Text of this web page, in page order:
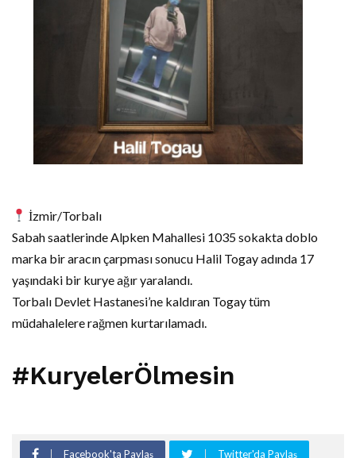
İzmir/Torbalı
Sabah saatlerinde Alpken Mahallesi 1035 sokakta doblo
marka bir aracın çarpması sonucu Halil Togay adında 17
yaşındaki bir kurye ağır yaralandı.
Torbalı Devlet Hastanesi’ne kaldıran Togay tüm
müdahalelere rağmen kurtarılamadı.
#KuryelerÖlmesin
Facebook'ta Paylaş Twitter'da Paylaş